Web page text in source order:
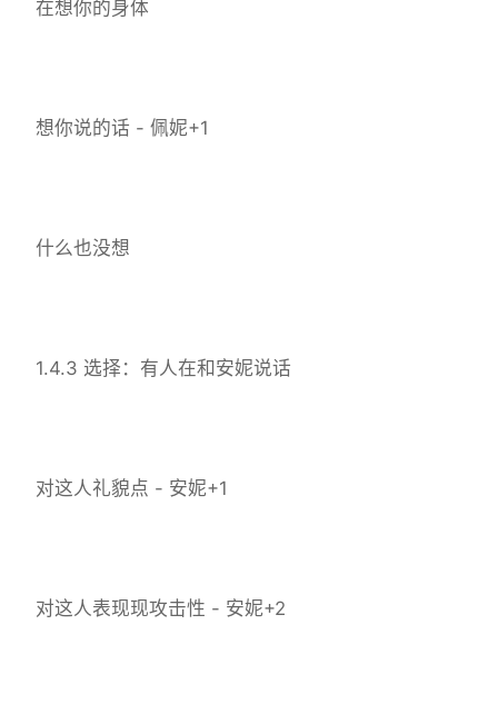
在想你的身体
想你说的话 - 佩妮+1
什么也没想
1.4.3 选择：有人在和安妮说话
对这人礼貌点 - 安妮+1
对这人表现现攻击性 - 安妮+2